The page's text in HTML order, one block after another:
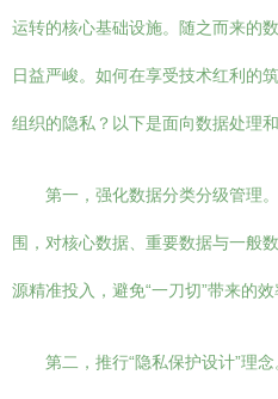
运转的核心基础设施。随之而来的
日益严峻。如何在享受技术红利的
组织的隐私？以下是面向数据处理
第一，强化数据分类分级管理
围，对核心数据、重要数据与一般
源精准投入，避免“一刀切”带来的效
第二，推行“隐私保护设计”理